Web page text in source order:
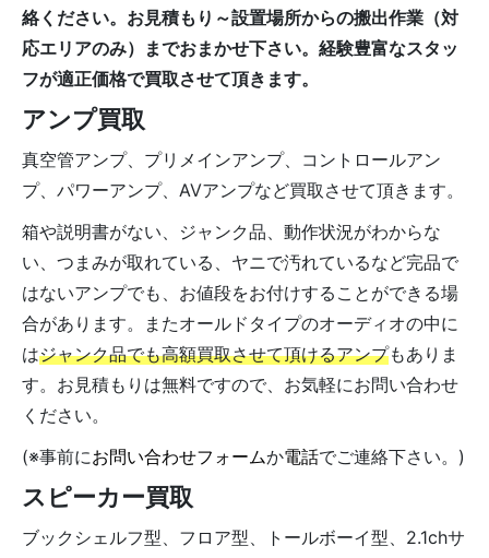
絡ください。お見積もり～設置場所からの搬出作業（対
応エリアのみ）までおまかせ下さい。経験豊富なスタッ
フが適正価格で買取させて頂きます。
アンプ買取
真空管アンプ、プリメインアンプ、コントロールアン
プ、パワーアンプ、AVアンプなど買取させて頂きます。
箱や説明書がない、ジャンク品、動作状況がわからな
い、つまみが取れている、ヤニで汚れているなど完品で
はないアンプでも、お値段をお付けすることができる場
合があります。またオールドタイプのオーディオの中に
はジャンク品でも高額買取させて頂けるアンプもありま
す。お見積もりは無料ですので、お気軽にお問い合わせ
ください。
(※事前にお問い合わせフォームか電話でご連絡下さい。)
スピーカー買取
ブックシェルフ型、フロア型、トールボーイ型、2.1chサ